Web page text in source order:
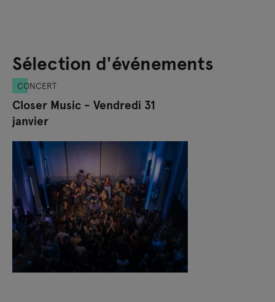
Sélection d'événements
CONCERT
Closer Music - Vendredi 31
janvier